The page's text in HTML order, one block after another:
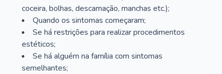
coceira, bolhas, descamação, manchas etc.);
Quando os sintomas começaram;
Se há restrições para realizar procedimentos
estéticos;
Se há alguém na família com sintomas
semelhantes;